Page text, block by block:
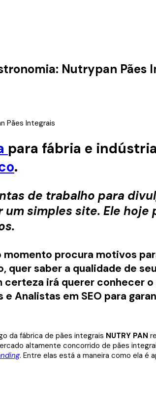
Nutrypan Pães
para fábria e
.
de trabalho para
um simples site. Ele
procura motivos
quer saber a qualidade de
irá querer conhecer
e Analistas em SEO para
da fábrica de pães integrais NUTRY PAN
altamente concorrido de pães
. Entre elas está a maneira como ela é